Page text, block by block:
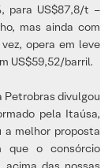
para US$87,8/t –
mas ainda com
opera em leve
US$59,52/barril.
Petrobras divulgou
pela Itaúsa,
a melhor proposta
que o consórcio